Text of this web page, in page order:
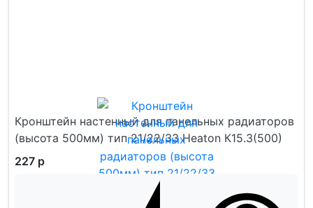
Кронштейн настенный для панельных радиаторов
(высота 500мм) тип 21/22/33 Heaton К15.3(500)
227 р